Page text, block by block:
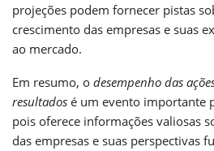
projeções podem fornecer pistas
crescimento das empresas e suas
ao mercado.
Em resumo, o desempenho das
resultados é um evento importante
pois oferece informações valiosas
das empresas e suas perspectivas